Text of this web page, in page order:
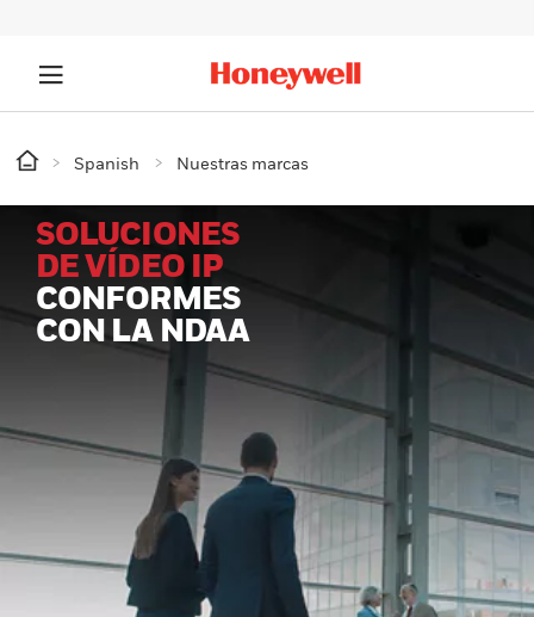
Spanish Nuestras marcas
SOLUCIONES
DE VÍDEO IP
CONFORMES
CON LA NDAA